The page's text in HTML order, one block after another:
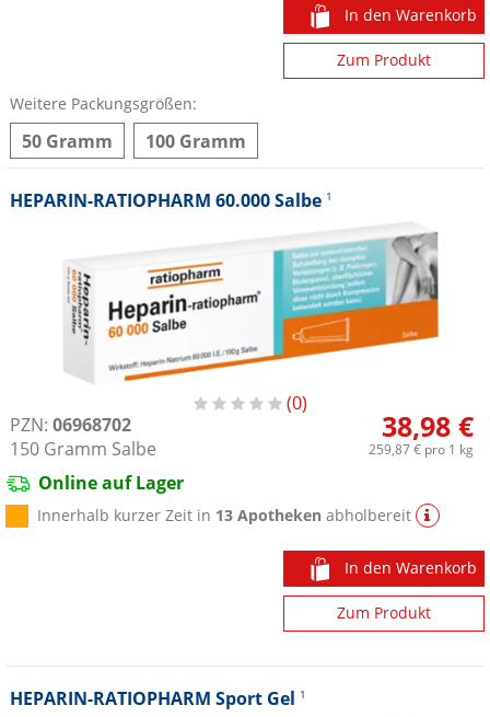
In den Warenkorb
Zum Produkt
Weitere Packungsgrößen:
50 Gramm 100 Gramm
HEPARIN-RATIOPHARM 60.000 Salbe 1
0
PZN: 06968702
150 Gramm Salbe
38,98 €
259,87 €pro 1 kg
Online auf Lager
Innerhalb kurzer Zeit in 13 Apotheken abholbereit
In den Warenkorb
Zum Produkt
HEPARIN-RATIOPHARM Sport Gel 1